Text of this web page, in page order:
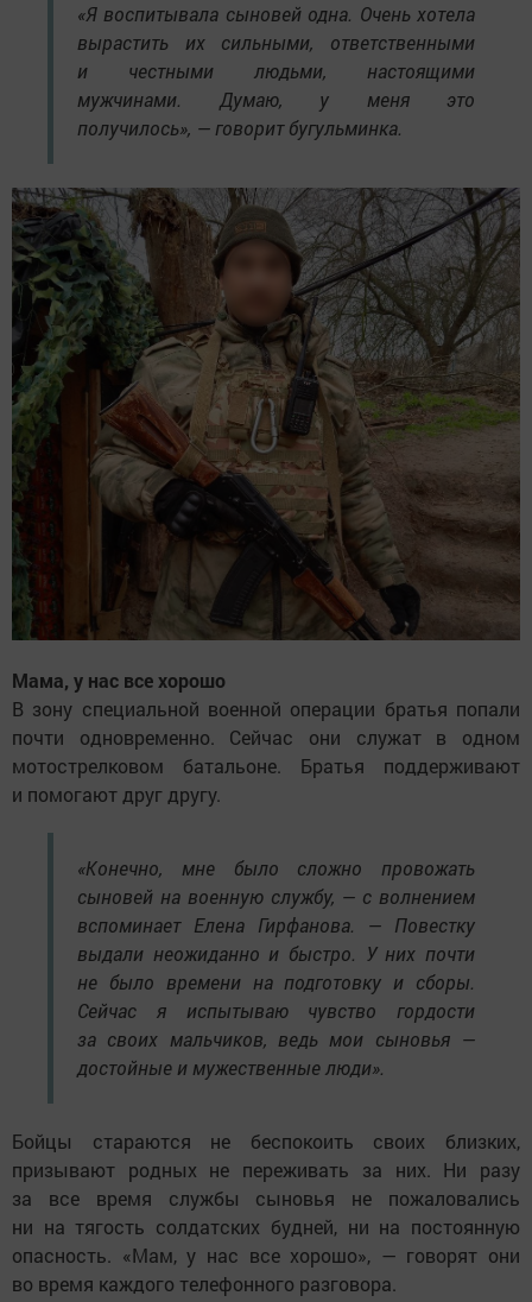
«Я воспитывала сыновей одна. Очень хотела
вырастить их сильными, ответственными
и честными людьми, настоящими
мужчинами. Думаю, у меня это
получилось», — говорит бугульминка.
Мама, у нас все хорошо
В зону специальной военной операции братья попали
почти одновременно. Сейчас они служат в одном
мотострелковом батальоне. Братья поддерживают
и помогают друг другу.
«Конечно, мне было сложно провожать
сыновей на военную службу, — с волнением
вспоминает Елена Гирфанова. — Повестку
выдали неожиданно и быстро. У них почти
не было времени на подготовку и сборы.
Сейчас я испытываю чувство гордости
за своих мальчиков, ведь мои сыновья —
достойные и мужественные люди».
Бойцы стараются не беспокоить своих близких,
призывают родных не переживать за них. Ни разу
за все время службы сыновья не пожаловались
ни на тягость солдатских будней, ни на постоянную
опасность. «Мам, у нас все хорошо», — говорят они
во время каждого телефонного разговора.